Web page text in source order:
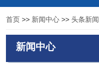
首页 >> 新闻中心 >> 头条新闻
新闻中心